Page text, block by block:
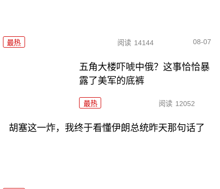
最热 阅读 14144 08-07
五角大楼吓唬中俄？这事恰恰暴
露了美军的底裤
最热 阅读 12052
胡塞这一炸，我终于看懂伊朗总统昨天那句话了